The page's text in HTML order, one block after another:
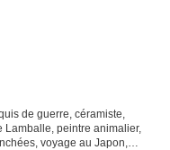
de guerre, céramiste,
peintre animalier,
voyage au Japon,